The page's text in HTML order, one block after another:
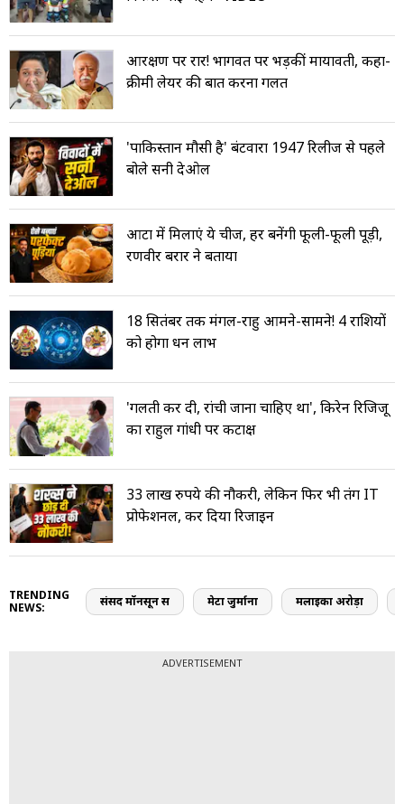
आरक्षण पर रार! भागवत पर भड़कीं मायावती, कहा-
क्रीमी लेयर की बात करना गलत
'पाकिस्तान मौसी है' बंटवारा 1947 रिलीज से पहले
बोले सनी देओल
आटा में मिलाएं ये चीज, हर बनेंगी फूली-फूली पूड़ी,
रणवीर बरार ने बताया
18 सितंबर तक मंगल-राहु आमने-सामने! 4 राशियों
को होगा धन लाभ
'गलती कर दी, रांची जाना चाहिए था', किरेन रिजिजू
का राहुल गांधी पर कटाक्ष
33 लाख रुपये की नौकरी, लेकिन फिर भी तंग IT
प्रोफेशनल, कर दिया रिजाइन
ADVERTISEMENT
TRENDING
NEWS:
संसद मॉनसून सत्र मेटा जुर्माना मलाइका अरोड़ा